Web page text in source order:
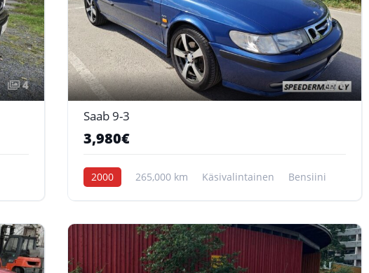
4 6
Saab 9-3
3,980€
2000 265,000 km Käsivalintainen Bensiini